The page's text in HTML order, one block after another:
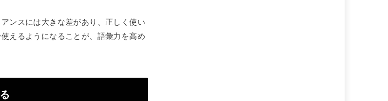
ンスには大きな差があり、正しく使い
えるようになることが、語彙力を高め